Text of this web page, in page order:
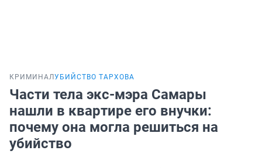
КРИМИНАЛУБИЙСТВО ТАРХОВА
Части тела экс-мэра Самары
нашли в квартире его внучки:
почему она могла решиться на
убийство